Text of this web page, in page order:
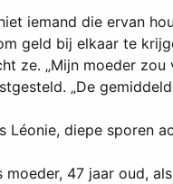
iemand die ervan
geld bij elkaar te
ze. „Mijn moeder
„De
diepe sporen
47 jaar oud,